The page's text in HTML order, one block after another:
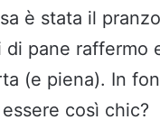
è stata il pranzo
di pane raffermo
(e piena). In
così chic?